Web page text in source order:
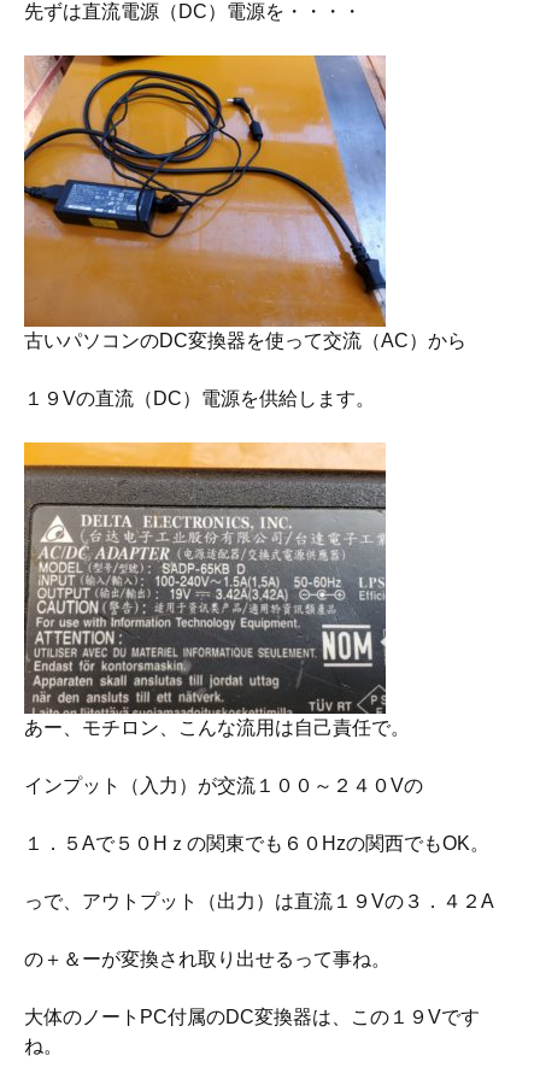
先ずは直流電源（DC）電源を・・・・
古いパソコンのDC変換器を使って交流（AC）から
１９Vの直流（DC）電源を供給します。
あー、モチロン、こんな流用は自己責任で。
インプット（入力）が交流１００～２４０Vの
１．５Aで５０Hｚの関東でも６０Hzの関西でもOK。
っで、アウトプット（出力）は直流１９Vの３．４２A
の＋＆ーが変換され取り出せるって事ね。
大体のノートPC付属のDC変換器は、この１９Vです
ね。